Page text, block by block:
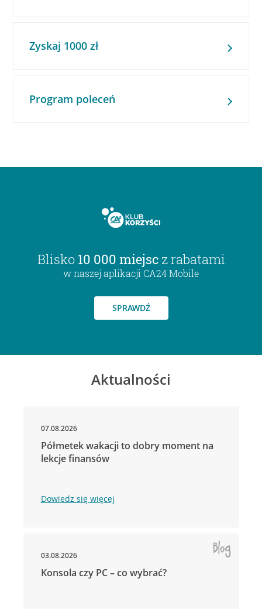
Zyskaj 1000 zł
Program poleceń
Blisko 10 000 miejsc z rabatami
w naszej aplikacji CA24 Mobile
SPRAWDŹ
Aktualności
07.08.2026
Półmetek wakacji to dobry moment na
lekcje finansów
Dowiedz się więcej
03.08.2026
Konsola czy PC – co wybrać?